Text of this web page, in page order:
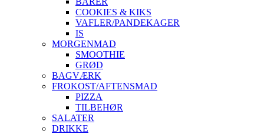
COOKIES & KIKS
VAFLER/PANDEKAGER
IS
MORGENMAD
SMOOTHIE
GRØD
BAGVÆRK
FROKOST/AFTENSMAD
PIZZA
TILBEHØR
SALATER
DRIKKE